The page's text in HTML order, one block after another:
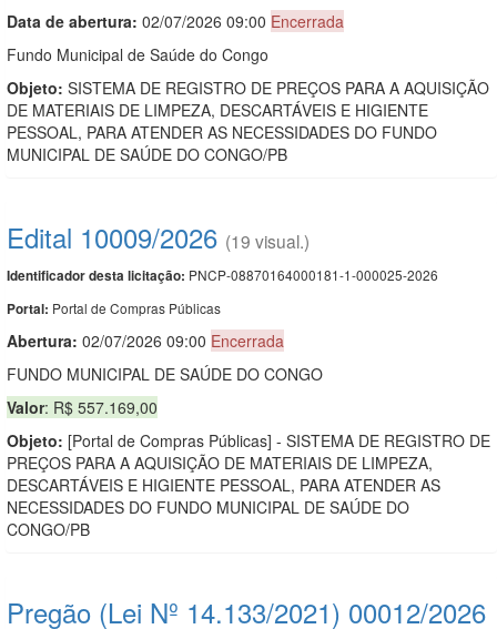
Data de abertura: 02/07/2026 09:00 Encerrada
Fundo Municipal de Saúde do Congo
Objeto: SISTEMA DE REGISTRO DE PREÇOS PARA A AQUISIÇÃO
DE MATERIAIS DE LIMPEZA, DESCARTÁVEIS E HIGIENTE
PESSOAL, PARA ATENDER AS NECESSIDADES DO FUNDO
MUNICIPAL DE SAÚDE DO CONGO/PB
Edital 10009/2026 (19 visual.)
Identificador desta licitação: PNCP-08870164000181-1-000025-2026
Portal: Portal de Compras Públicas
Abertura: 02/07/2026 09:00 Encerrada
FUNDO MUNICIPAL DE SAÚDE DO CONGO
Valor: R$ 557.169,00
Objeto: [Portal de Compras Públicas] - SISTEMA DE REGISTRO DE
PREÇOS PARA A AQUISIÇÃO DE MATERIAIS DE LIMPEZA,
DESCARTÁVEIS E HIGIENTE PESSOAL, PARA ATENDER AS
NECESSIDADES DO FUNDO MUNICIPAL DE SAÚDE DO
CONGO/PB
Pregão (Lei Nº 14.133/2021) 00012/2026